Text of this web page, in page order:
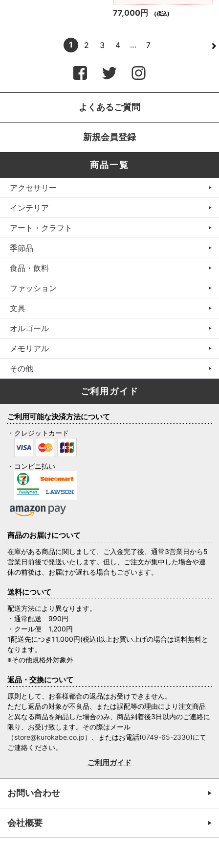
77,000円
(税込)
>
1 2 3 4 … 7
よくあるご質問
新規会員登録
商品一覧
アクセサリー
インテリア
アート・クラフト
季節品
食品・飲料
ファッション
文具
オルゴール
メモリアル
その他
ご利用ガイド
ご利用可能な決済方法について
・クレジットカード
・コンビニ払い
商品のお届けについて
在庫がある商品に関しまして、ご入金完了後、通常3営業日から5
営業日前後で発送いたします。但し、ご注文が集中した場合や連
休の前後は、お届けが遅れる場合もございます。
送料について
配送方法により異なります。
・通常配送 990円
・クール便 1,200円
1配送先につき11,000円(税込)以上お買い上げの場合は送料無料と
なります。
※その他規格外対象外
返品・交換について
原則として、お客様都合の返品はお受けできません。
ただし返品の対象が不良品、または誤配等の理由により注文商品
と異なる商品を納品した場合のみ、商品到着後3日以内のご連絡に
限り、お受け致します。その際はメール
（store@kurokabe.co.jp）、またはお電話(0749-65-2330)にて
ご連絡ください。
ご利用ガイド
お問い合わせ
会社概要